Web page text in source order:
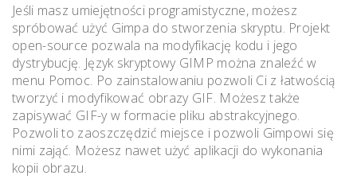
Jeśli masz umiejętności programistyczne, możesz
spróbować użyć Gimpa do stworzenia skryptu. Projekt
open-source pozwala na modyfikację kodu i jego
dystrybucję. Język skryptowy GIMP można znaleźć w
menu Pomoc. Po zainstalowaniu pozwoli Ci z łatwością
tworzyć i modyfikować obrazy GIF. Możesz także
zapisywać GIF-y w formacie pliku abstrakcyjnego.
Pozwoli to zaoszczędzić miejsce i pozwoli Gimpowi się
nimi zająć. Możesz nawet użyć aplikacji do wykonania
kopii obrazu.